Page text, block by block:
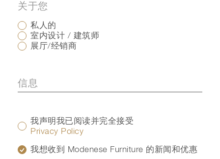
关于您
私人的
室内设计 / 建筑师
展厅/经销商
我声明我已阅读并完全接受
Privacy Policy
我想收到 Modenese Furniture 的新闻和优惠